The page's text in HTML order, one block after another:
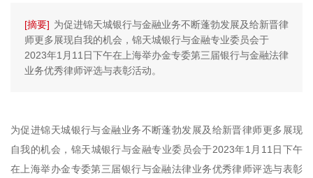
[摘要] 为促进锦天城银行与金融业务不断蓬勃发展及给新晋律
师更多展现自我的机会，锦天城银行与金融专业委员会于
2023年1月11日下午在上海举办金专委第三届银行与金融法律
业务优秀律师评选与表彰活动。
为促进锦天城银行与金融业务不断蓬勃发展及给新晋律师更多展现
自我的机会，锦天城银行与金融专业委员会于2023年1月11日下午
在上海举办金专委第三届银行与金融法律业务优秀律师评选与表彰